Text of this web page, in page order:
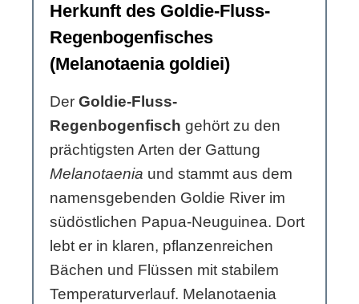
Herkunft des Goldie-Fluss-
Regenbogenfisches
(Melanotaenia goldiei)
Der Goldie-Fluss-
Regenbogenfisch gehört zu den
prächtigsten Arten der Gattung
Melanotaenia und stammt aus dem
namensgebenden Goldie River im
südöstlichen Papua-Neuguinea. Dort
lebt er in klaren, pflanzenreichen
Bächen und Flüssen mit stabilem
Temperaturverlauf. Melanotaenia